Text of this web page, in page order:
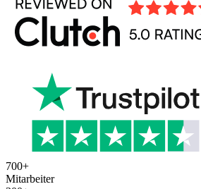
700+
Mitarbeiter